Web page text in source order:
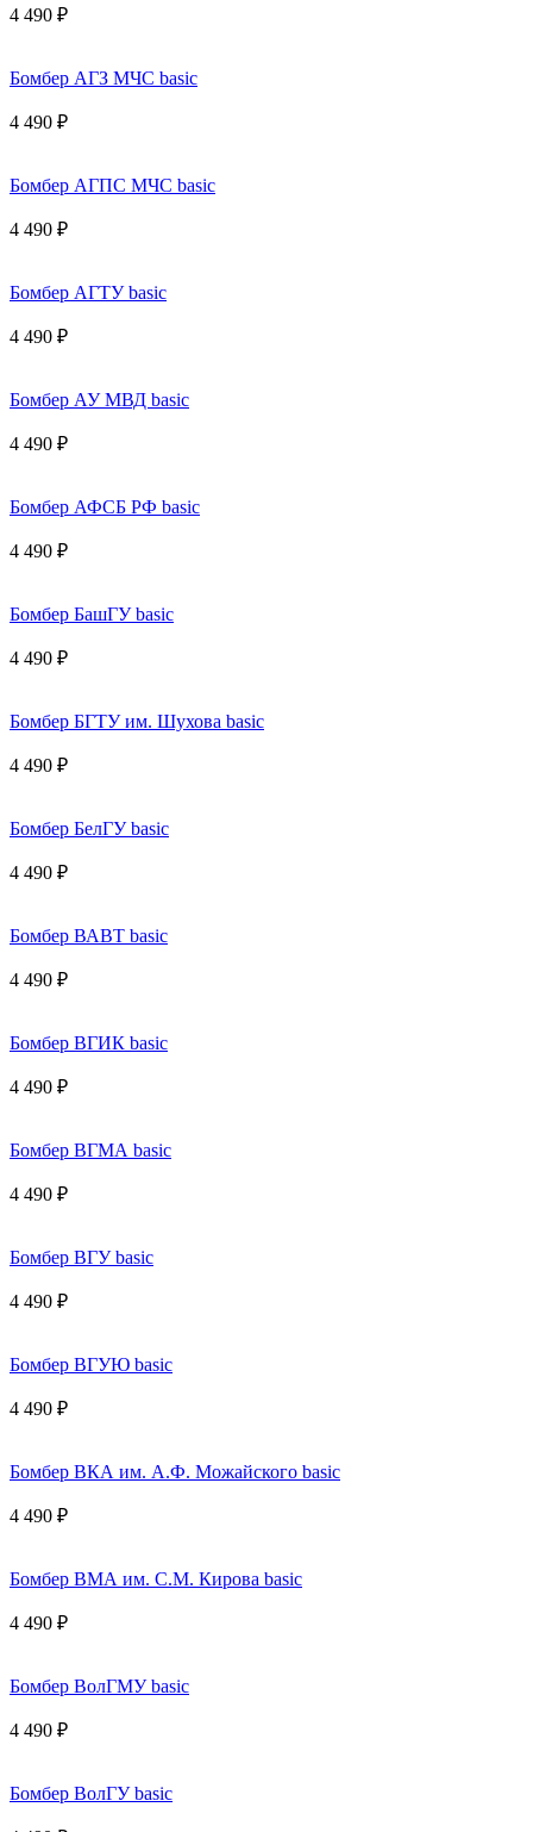
4 490 ₽
Бомбер АГЗ МЧС basic
4 490 ₽
Бомбер АГПС МЧС basic
4 490 ₽
Бомбер АГТУ basic
4 490 ₽
Бомбер АУ МВД basic
4 490 ₽
Бомбер АФСБ РФ basic
4 490 ₽
Бомбер БашГУ basic
4 490 ₽
Бомбер БГТУ им. Шухова basic
4 490 ₽
Бомбер БелГУ basic
4 490 ₽
Бомбер ВАВТ basic
4 490 ₽
Бомбер ВГИК basic
4 490 ₽
Бомбер ВГМА basic
4 490 ₽
Бомбер ВГУ basic
4 490 ₽
Бомбер ВГУЮ basic
4 490 ₽
Бомбер ВКА им. А.Ф. Можайского basic
4 490 ₽
Бомбер ВМА им. С.М. Кирова basic
4 490 ₽
Бомбер ВолГМУ basic
4 490 ₽
Бомбер ВолГУ basic